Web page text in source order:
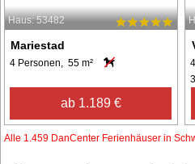
Haus: 53482
Mariestad
4 Personen, 55 m²
ab 1.189 €
Alle 1.459 DanCenter Ferienhäuser in